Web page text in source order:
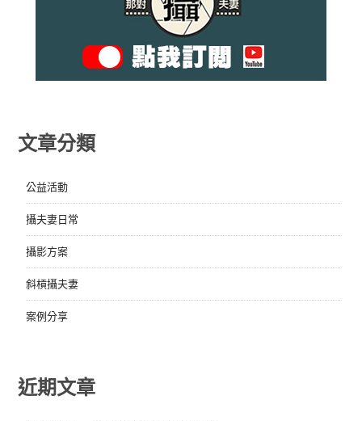
文章分類
公益活動
攝夫妻日常
攝影方案
斜槓攝夫妻
案例分享
近期文章